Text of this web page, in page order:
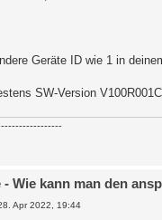
Geräte ID wie 1 in
SW-Version
Wie kann man den
Apr 2022, 19:44